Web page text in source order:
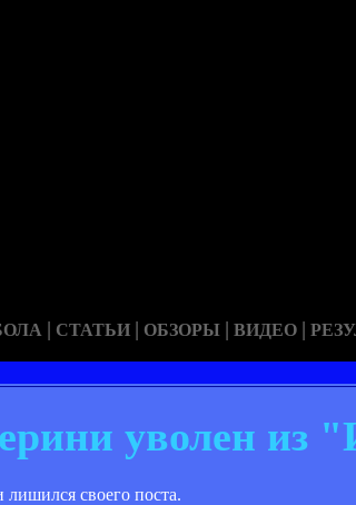
| СТАТЬИ | ОБЗОРЫ | ВИДЕО |
уволен из
своего поста.